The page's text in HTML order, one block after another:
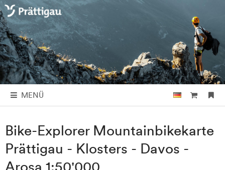
MENÜ
Bike-Explorer Mountainbikekarte
Prättigau - Klosters - Davos -